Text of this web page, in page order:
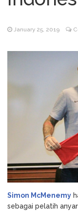
slots και οι
August 6, 2026
Anleitung zum
January 25, 2019
Simon McMenemy
sebagai pelatih anyar